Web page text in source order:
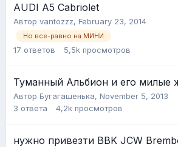
AUDI A5 Cabriolet
Автор vantozzz, February 23, 2014
Но все-равно на МИНИ
17 ответов 5,5k просмотров
Туманный Альбион и его милые
Автор Бугагашенька, November 5, 2013
3 ответа 4,2k просмотров
нужно привезти BBK JCW